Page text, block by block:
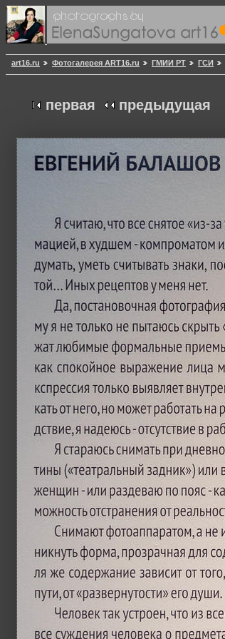
art16.ru Фотогалерея ART16.ru ГМИИ РТ ГСИ
первая предыдущая